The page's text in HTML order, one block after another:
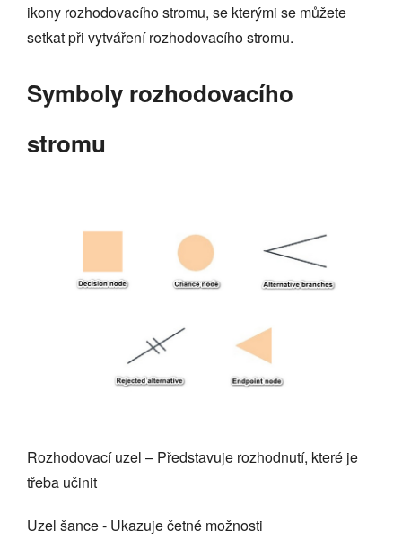
ikony rozhodovacího stromu, se kterými se můžete
setkat při vytváření rozhodovacího stromu.
Symboly rozhodovacího
stromu
Rozhodovací uzel – Představuje rozhodnutí, které je
třeba učinit
Uzel šance - Ukazuje četné možnosti